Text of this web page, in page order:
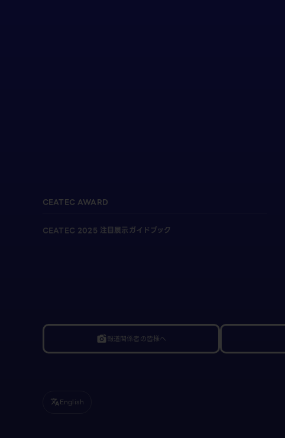
CEATEC AWARD
CEATEC 2025 注目展示ガイドブック
linked_camera報道関係者の皆様へ
translateEnglish